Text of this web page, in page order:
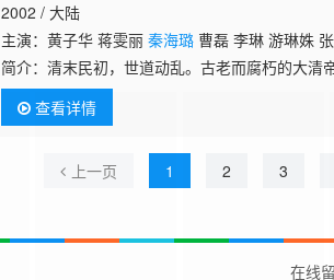
2002 / 大陆
主演：黄子华 蒋雯丽秦海璐 曹磊 李琳 游琳姝
简介：清末民初，世道动乱。古老而腐朽的大清
所有子民臣属的人生发生了翻天覆地的变化。这
文绣（秦海璐
查看详情
上一页 1 2 3
在线